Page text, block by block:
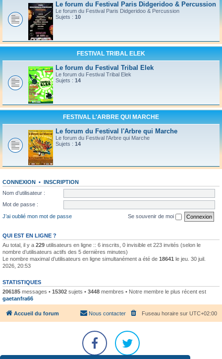
Le forum du Festival Paris Didgeridoo & Percussion
Le forum du Festival Paris Didgeridoo & Percussion
Sujets : 10
FESTIVAL TRIBAL ELEK
Le forum du Festival Tribal Elek
Le forum du Festival Tribal Elek
Sujets : 14
FESTIVAL L'ARBRE QUI MARCHE
Le forum du Festival l'Arbre qui Marche
Le forum du Festival l'Arbre qui Marche
Sujets : 14
CONNEXION • INSCRIPTION
Nom d’utilisateur :
Mot de passe :
J’ai oublié mon mot de passe
Se souvenir de moi
QUI EST EN LIGNE ?
Au total, il y a 229 utilisateurs en ligne :: 6 inscrits, 0 invisible et 223 invités (selon le
nombre d’utilisateurs actifs des 5 dernières minutes)
Le nombre maximal d’utilisateurs en ligne simultanément a été de 18641 le jeu. 30 juil.
2026, 20:53
STATISTIQUES
206185 messages • 15302 sujets • 3448 membres • Notre membre le plus récent est
gaetanfra66
Accueil du forum Fuseau horaire sur UTC+02:00
Nous contacter